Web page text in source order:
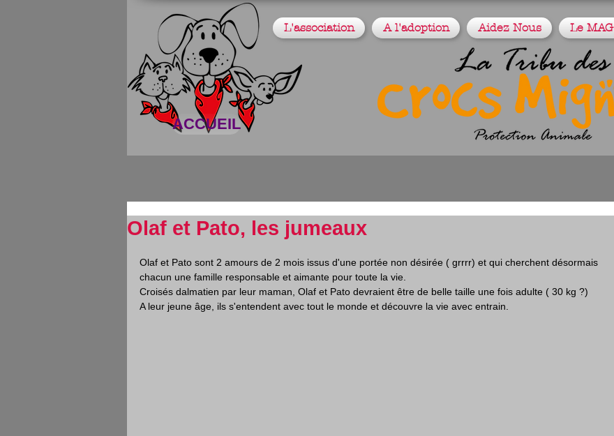
L'association A l'adoption Aidez Nous Le MAG
ACCUEIL
Olaf et Pato, les jumeaux
Olaf et Pato sont 2 amours de 2 mois issus d'une portée non désirée ( grrrr) et qui cherchent désormais
chacun une famille responsable et aimante pour toute la vie.
Croisés dalmatien par leur maman, Olaf et Pato devraient être de belle taille une fois adulte ( 30 kg ?)
A leur jeune âge, ils s'entendent avec tout le monde et découvre la vie avec entrain.